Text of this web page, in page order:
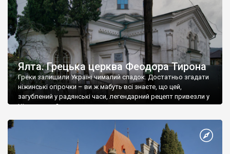
Ялта. Грецька церква Феодора Тирона
Греки залишили Україні чималий спадок. Достатньо згадати
ніжинські огірочки – ви ж мабуть всі знаєте, що цей,
загублений у радянські часи, легендарний рецепт привезли у
Ніжин греки?